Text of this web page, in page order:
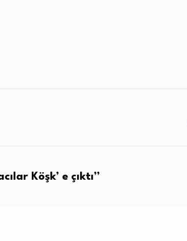
Köşk’ e çıktı”